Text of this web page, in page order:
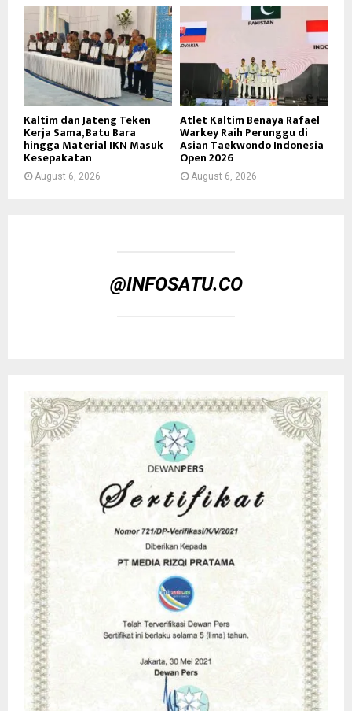
Kaltim dan Jateng Teken
Kerja Sama, Batu Bara
hingga Material IKN Masuk
Kesepakatan
August 6, 2026
Atlet Kaltim Benaya Rafael
Warkey Raih Perunggu di
Asian Taekwondo Indonesia
Open 2026
August 6, 2026
@INFOSATU.CO